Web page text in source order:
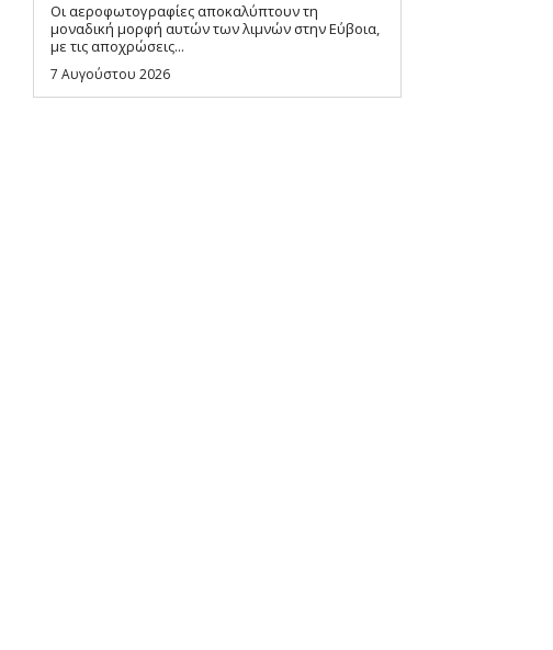
Οι αεροφωτογραφίες αποκαλύπτουν τη
μοναδική μορφή αυτών των λιμνών στην Εύβοια,
με τις αποχρώσεις...
7 Αυγούστου 2026